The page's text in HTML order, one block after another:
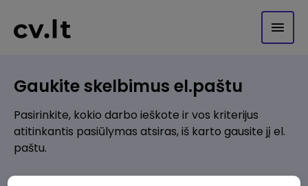
Gaukite skelbimus el.paštu
Pasirinkite, kokio darbo ieškote ir vos kriterijus
atitinkantis pasiūlymas atsiras, iš karto gausite jį el.
paštu.